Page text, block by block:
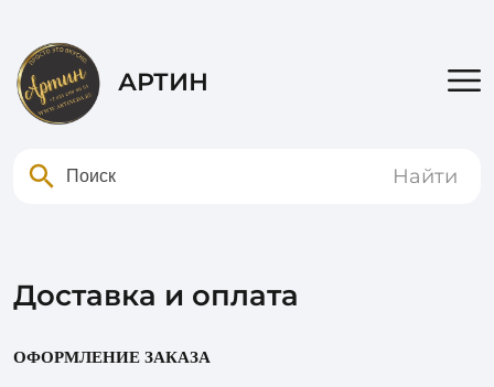
АРТИН
Найти
Доставка и оплата
ОФОРМЛЕНИЕ ЗАКАЗА